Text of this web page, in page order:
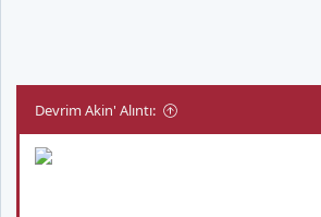
Devrim Akin' Alıntı: